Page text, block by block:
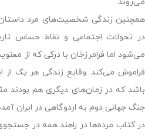
همچنین زندگی شخصیت‌های مرد داستان،
در تحولات اجتماعی و نقاط حساس
می‌شود اما فرامرزخان با درکی که از
فراموش می‌کند. وقایع زندگی هر یک از
باشد که در زمان‌های دیگری هم بودند
جنگ جهانی دوم به اردوگاهی در ایران
در کتاب مرده‌ها در راهند همه در